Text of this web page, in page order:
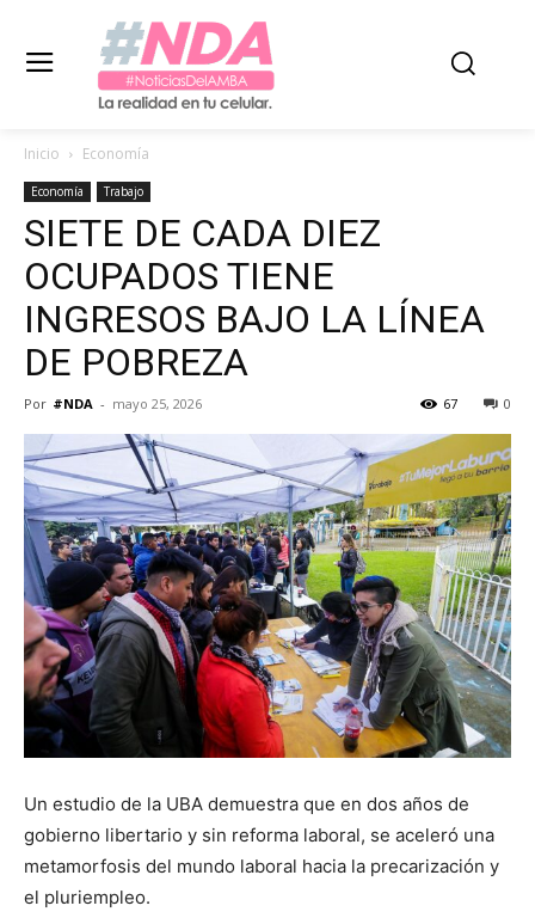
Inicio Economía
Economía Trabajo
SIETE DE CADA DIEZ
OCUPADOS TIENE
INGRESOS BAJO LA LÍNEA
DE POBREZA
Por #NDA - mayo 25, 2026 0
67
Un estudio de la UBA demuestra que en dos años de
gobierno libertario y sin reforma laboral, se aceleró una
metamorfosis del mundo laboral hacia la precarización y
el pluriempleo.